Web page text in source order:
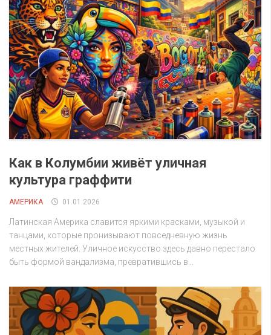
Как в Колумбии живёт уличная
культура граффити
АМЕРИКА 01.01.2026
Латинская Америка славится яркими красками, музыкой и
танцами, которые пронизывают повседневную жизнь
местных жителей. Уличное искусство здесь давно перестало
быть формой вандализма, превратившись в...